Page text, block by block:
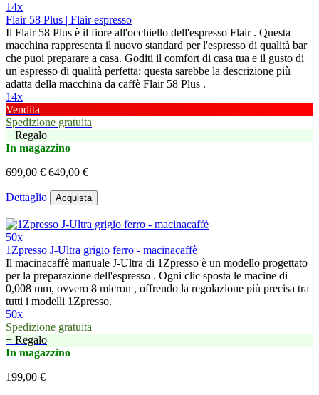
14x
Flair 58 Plus | Flair espresso
Il Flair 58 Plus è il fiore all'occhiello dell'espresso Flair . Questa
macchina rappresenta il nuovo standard per l'espresso di qualità bar
che puoi preparare a casa. Goditi il comfort di casa tua e il gusto di
un espresso di qualità perfetta: questa sarebbe la descrizione più
adatta della macchina da caffè Flair 58 Plus .
14x
Vendita
Spedizione gratuita
+ Regalo
In magazzino
699,00 € 649,00 €
Dettaglio Acquista
50x
1Zpresso J-Ultra grigio ferro - macinacaffè
Il macinacaffè manuale J-Ultra di 1Zpresso è un modello progettato
per la preparazione dell'espresso . Ogni clic sposta le macine di
0,008 mm, ovvero 8 micron , offrendo la regolazione più precisa tra
tutti i modelli 1Zpresso.
50x
Spedizione gratuita
+ Regalo
In magazzino
199,00 €